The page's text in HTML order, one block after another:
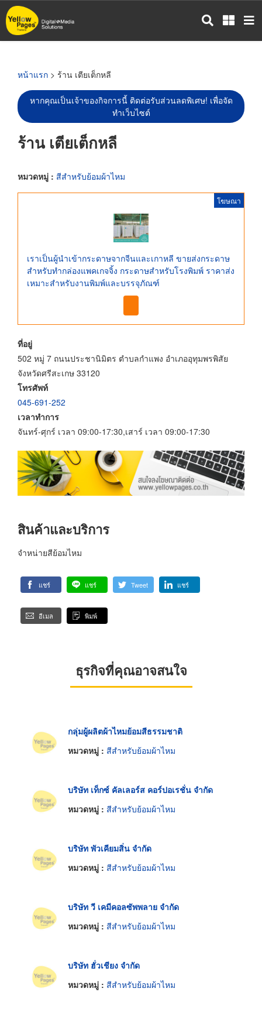
ข้าม
ไป
หน้าแรก > ร้าน เตียเต็กหลี
หากคุณเป็นเจ้าของกิจการนี้ ติดต่อรับส่วนลดพิเศษ! เพื่อจัด
ทำเว็บไซต์
ร้าน เตียเต็กหลี
หมวดหมู่ : สีสำหรับย้อมผ้าไหม
โฆษณา
เราเป็นผู้นำเข้ากระดาษจากจีนและเกาหลี ขายส่งกระดาษ
สำหรับทำกล่องแพคเกจจิ้ง กระดาษสำหรับโรงพิมพ์ ราคาส่ง
เหมาะสำหรับงานพิมพ์และบรรจุภัณฑ์
ที่อยู่
502 หมู่ 7 ถนนประชานิมิตร ตำบลกำแพง อำเภออุทุมพรพิสัย
จังหวัดศรีสะเกษ 33120
โทรศัพท์
045-691-252
เวลาทำการ
จันทร์-ศุกร์ เวลา 09:00-17:30,เสาร์ เวลา 09:00-17:30
สินค้าและบริการ
จำหน่ายสีย้อมไหม
แชร์ แชร์ Tweet แชร์
อีเมล พิมพ์
ธุรกิจที่คุณอาจสนใจ
กลุ่มผู้ผลิตผ้าไหมย้อมสีธรรมชาติ
หมวดหมู่ : สีสำหรับย้อมผ้าไหม
บริษัท เท็กซ์ คัลเลอร์ส คอร์ปอเรชั่น จำกัด
หมวดหมู่ : สีสำหรับย้อมผ้าไหม
บริษัท พัวเคียมสิ่น จำกัด
หมวดหมู่ : สีสำหรับย้อมผ้าไหม
บริษัท วี เคมีคอลซัพพลาย จำกัด
หมวดหมู่ : สีสำหรับย้อมผ้าไหม
บริษัท ฮั่วเชียง จำกัด
หมวดหมู่ : สีสำหรับย้อมผ้าไหม